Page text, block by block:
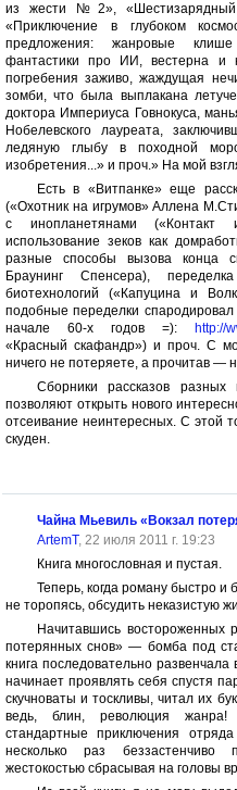
из жести №2»,
«Приключение в глубоком
предложения: жанровые
фантастики про ИИ, вестерна и
погребения заживо, жаждущая
зомби, что была выплакана
доктора Империуса Говнокуса,
Нобелевского лауреата,
ледяную глыбу в походной
изобретения...» и проч.» На мой
Есть в «Витпанке» еще
(«Охотник на игрумов» Аллена
с инопланетянами («Контакт
использование зеков как
разные способы вызова конца
Браунинг Спенсера),
биотехнологий («Капуцина и
подобные переделки
начале 60-х годов =):
http://
«Красный скафандр») и проч. С
ничего не потеряете, а прочитав —
Сборники рассказов
позволяют открыть нового
отсеивание неинтересных. С этой
скуден.
Чайна Мьевиль «Вокзал
ArtemT, 22 июля 2011 г. 19:23
Книга многословная и пустая.
Теперь, когда роману быстро и
не торопясь, обсудить неказистую
Начитавшись
потерянных снов» — бомба под
книга последовательно
начинает проявлять себя спустя
скучноваты и тоскливы, читал их
ведь, блин, революция
стандартные приключения
несколько раз
жестокостью сбрасывая на головы